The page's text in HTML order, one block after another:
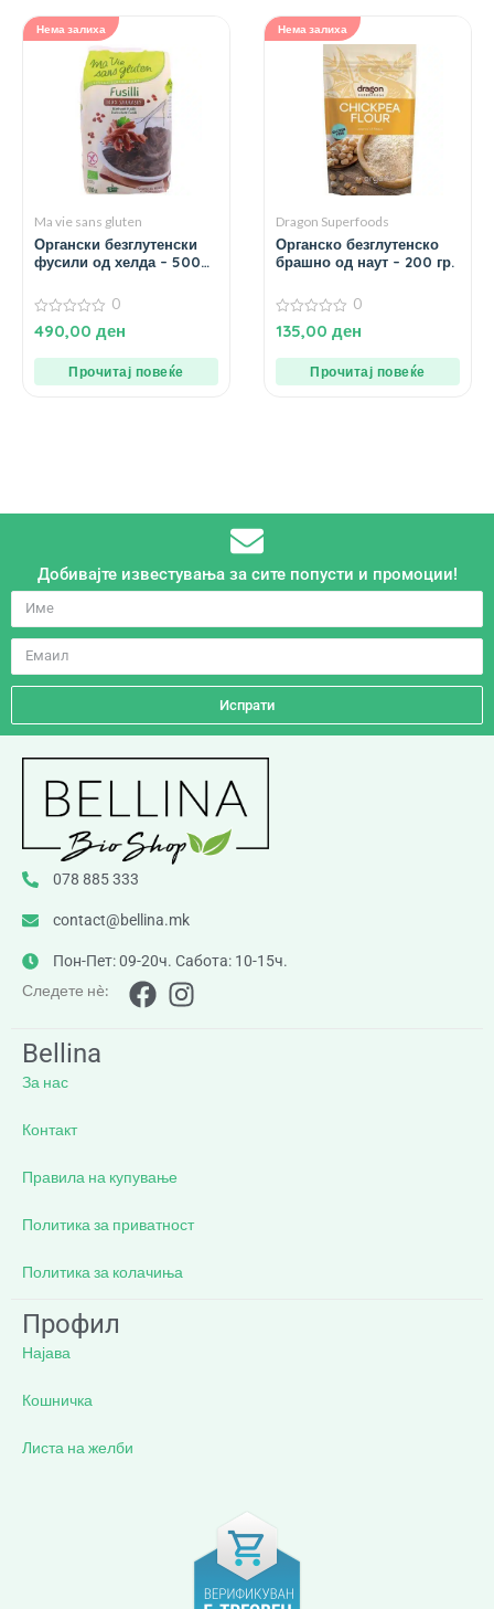
Нема залиха
Ma vie sans gluten
Органски безглутенски
фусили од хелда – 500
0
од
0
490,00 ден
Прочитај повеќе
Нема залиха
Dragon Superfoods
Органско безглутенско
брашно од наут – 200 гр.
0
од
0
135,00 ден
Прочитај повеќе
Добивајте известувања за сите попусти и промоции!
Испрати
078 885 333
contact@bellina.mk
Пон-Пет: 09-20ч. Сабота: 10-15ч.
Следете нè:
Bellina
За нас
Контакт
Правила на купување
Политика за приватност
Политика за колачиња
Профил
Најава
Кошничка
Листа на желби